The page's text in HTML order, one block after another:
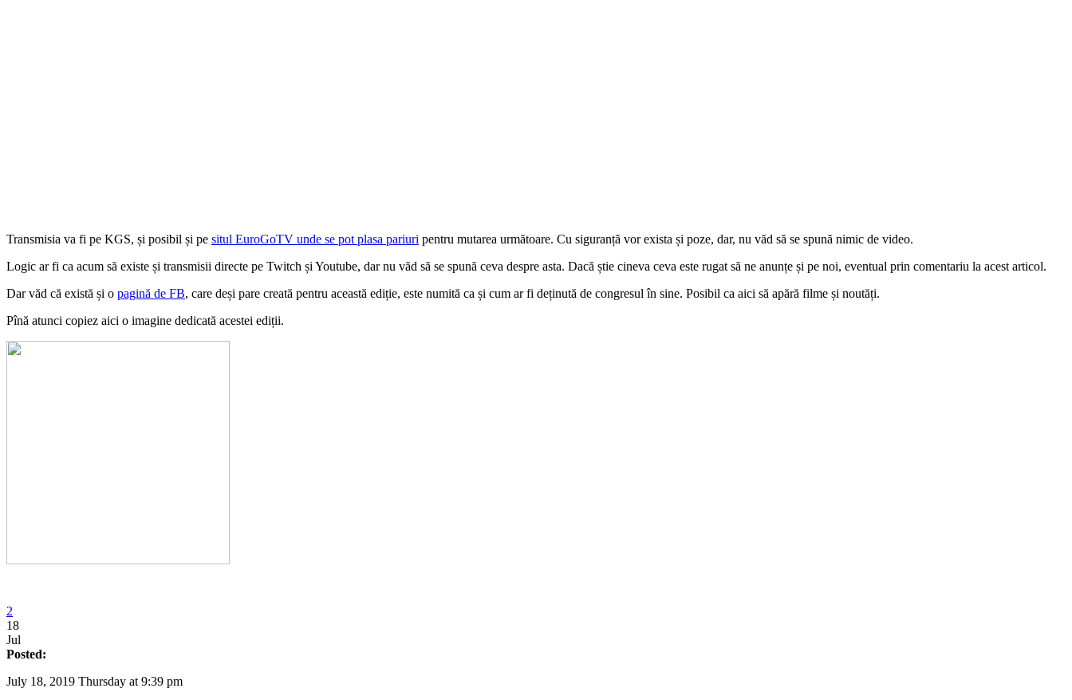
Transmisia va fi pe KGS, și posibil și pe situl EuroGoTV unde se pot plasa pariuri pentru mutarea următoare. Cu siguranță vor exista și poze, dar, nu văd să se spună nimic de video.
Logic ar fi ca acum să existe și transmisii directe pe Twitch și Youtube, dar nu văd să se spună ceva despre asta. Dacă știe cineva ceva este rugat să ne anunțe și pe noi, eventual prin comentariu la acest articol.
Dar văd că există și o pagină de FB, care deși pare creată pentru această ediție, este numită ca și cum ar fi deținută de congresul în sine. Posibil ca aici să apără filme și noutăți.
Pînă atunci copiez aici o imagine dedicată acestei ediții.
2
18
Jul
Posted:
July 18, 2019 Thursday at 9:39 pm